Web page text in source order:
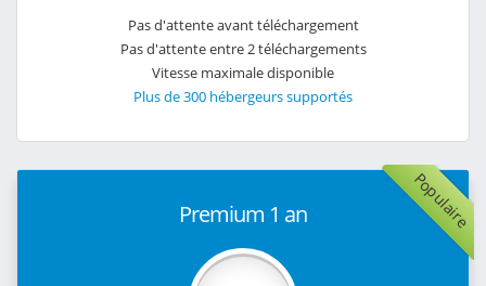
Pas d'attente avant téléchargement
Pas d'attente entre 2 téléchargements
Vitesse maximale disponible
Plus de 300 hébergeurs supportés
Populaire
Premium 1 an